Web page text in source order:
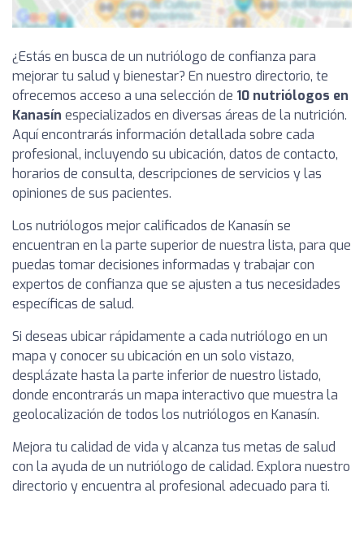
¿Estás en busca de un nutriólogo de confianza para
mejorar tu salud y bienestar? En nuestro directorio, te
ofrecemos acceso a una selección de 10 nutriólogos en
Kanasín especializados en diversas áreas de la nutrición.
Aquí encontrarás información detallada sobre cada
profesional, incluyendo su ubicación, datos de contacto,
horarios de consulta, descripciones de servicios y las
opiniones de sus pacientes.
Los nutriólogos mejor calificados de Kanasín se
encuentran en la parte superior de nuestra lista, para que
puedas tomar decisiones informadas y trabajar con
expertos de confianza que se ajusten a tus necesidades
específicas de salud.
Si deseas ubicar rápidamente a cada nutriólogo en un
mapa y conocer su ubicación en un solo vistazo,
desplázate hasta la parte inferior de nuestro listado,
donde encontrarás un mapa interactivo que muestra la
geolocalización de todos los nutriólogos en Kanasín.
Mejora tu calidad de vida y alcanza tus metas de salud
con la ayuda de un nutriólogo de calidad. Explora nuestro
directorio y encuentra al profesional adecuado para ti.